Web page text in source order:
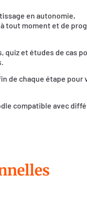
en autonomie,
tout moment et de
quiz et études de cas
de chaque étape pour
compatible avec